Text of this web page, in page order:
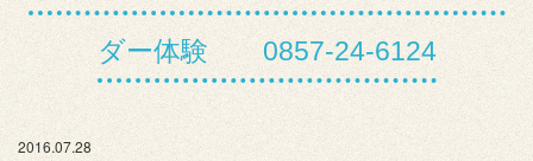
ダー体験 0857-24-6124
2016.07.28